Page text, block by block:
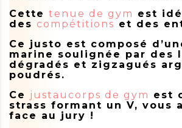
Cette tenue de gym est
des compétitions et des
Ce justo est composé
marine soulignée par des
dégradés et zigzagués
poudrés.
Ce
justaucorps de gym est
strass formant un V, vous
face au jury !